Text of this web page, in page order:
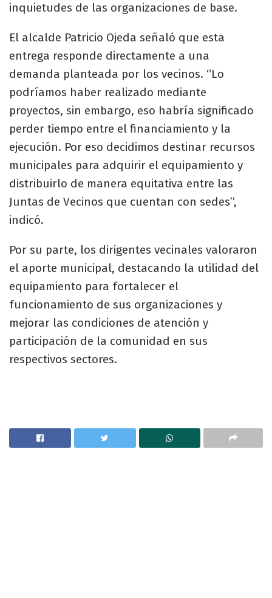
inquietudes de las organizaciones de base.
El alcalde Patricio Ojeda señaló que esta
entrega responde directamente a una
demanda planteada por los vecinos. “Lo
podríamos haber realizado mediante
proyectos, sin embargo, eso habría significado
perder tiempo entre el financiamiento y la
ejecución. Por eso decidimos destinar recursos
municipales para adquirir el equipamiento y
distribuirlo de manera equitativa entre las
Juntas de Vecinos que cuentan con sedes”,
indicó.
Por su parte, los dirigentes vecinales valoraron
el aporte municipal, destacando la utilidad del
equipamiento para fortalecer el
funcionamiento de sus organizaciones y
mejorar las condiciones de atención y
participación de la comunidad en sus
respectivos sectores.